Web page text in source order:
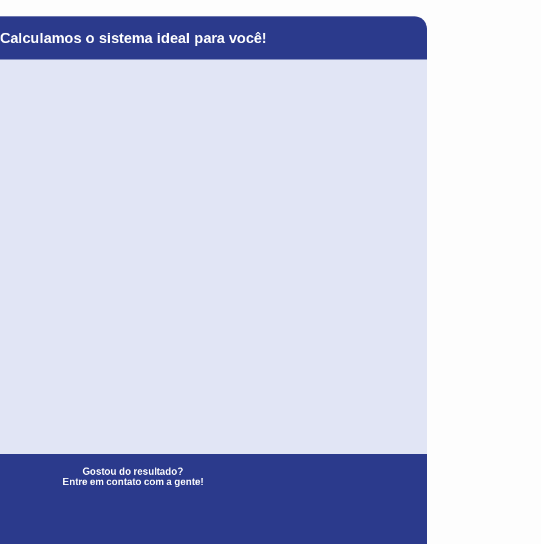
Calculamos o sistema ideal para você!
Gostou do resultado?
Entre em contato com a gente!